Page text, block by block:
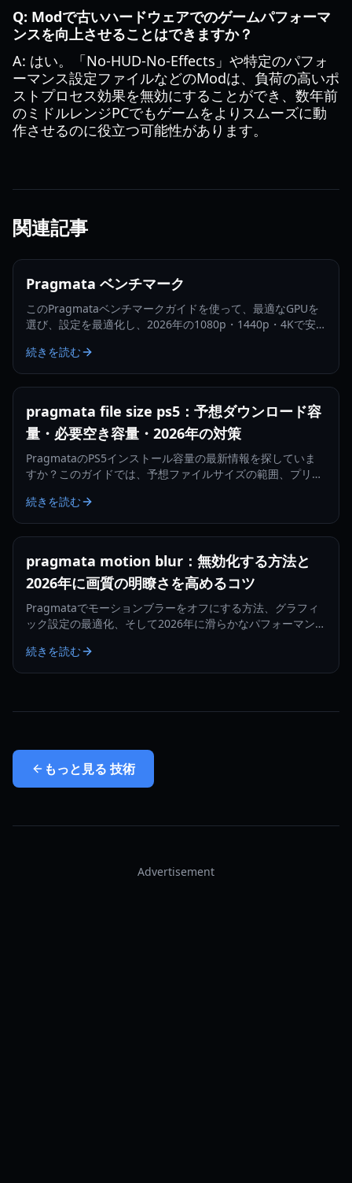
Q: Modで古いハードウェアでのゲームパフォーマ
ンスを向上させることはできますか？
A: はい。「No-HUD-No-Effects」や特定のパフォ
ーマンス設定ファイルなどのModは、負荷の高いポ
ストプロセス効果を無効にすることができ、数年前
のミドルレンジPCでもゲームをよりスムーズに動
作させるのに役立つ可能性があります。
関連記事
Pragmata ベンチマーク
このPragmataベンチマークガイドを使って、最適なGPUを
選び、設定を最適化し、2026年の1080p・1440p・4Kで安
続きを読む
pragmata file size ps5：予想ダウンロード容
量・必要空き容量・2026年の対策
PragmataのPS5インストール容量の最新情報を探していま
すか？このガイドでは、予想ファイルサイズの範囲、プリロ
ジ計画を解説します。
続きを読む
pragmata motion blur：無効化する方法と
2026年に画質の明瞭さを高めるコツ
Pragmataでモーションブラーをオフにする方法、グラフィ
ック設定の最適化、そして2026年に滑らかなパフォーマンス
続きを読む
もっと見る 技術
Advertisement